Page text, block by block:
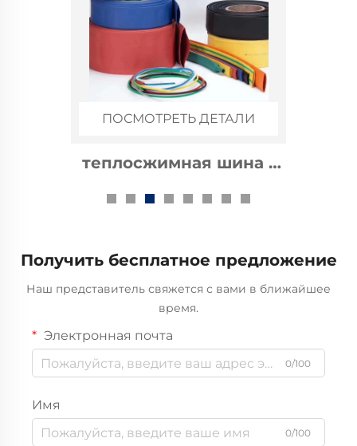
ПОСМОТРЕТЬ ДЕТАЛИ
теплосжимная шина 1
Получить бесплатное предложение
Наш представитель свяжется с вами в ближайшее
время.
Электронная почта
0/100
Имя
0/100